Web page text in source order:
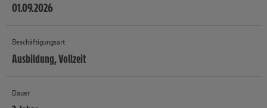
01.09.2026
Beschäftigungsart
Ausbildung, Vollzeit
Dauer